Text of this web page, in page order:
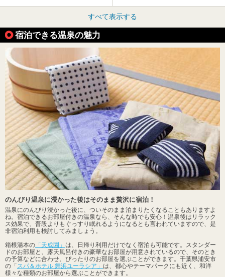
すべて表示する
宿泊できる温泉の魅力
のんびり温泉に浸かった後はそのまま贅沢に宿泊！
温泉にのんびり浸かった後に、ついそのまま泊まりたくなることもありますよ
ね。宿泊できるお部屋付きの温泉なら、そんな時でも安心！温泉後はリラック
ス効果で、普段よりもぐっすり眠れるようになるとも言われていますので、是
非宿泊利用も検討してみましょう。
箱根湯本の 「天成園」 は、日帰り利用だけでなく宿泊も可能です。スタンダー
ドのお部屋と、露天風呂付きの豪華なお部屋が用意されているので、そのとき
の予算などに合わせ、ぴったりのお部屋を選ぶことができます。千葉県浦安市
の「スパ＆ホテル 舞浜ユーラシア」 は、都心やテーマパークにも近く、和洋
様々な種類のお部屋から選ぶことができます。